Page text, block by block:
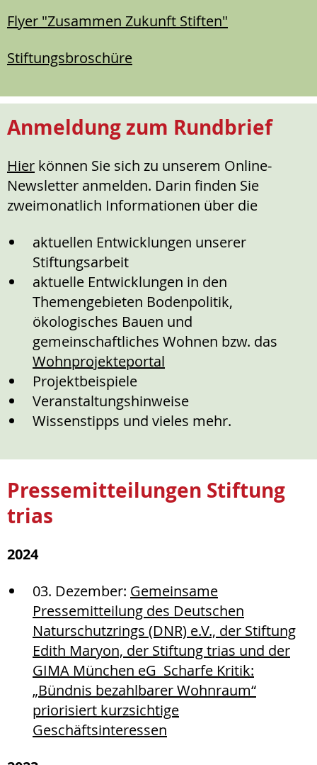
Flyer "Zusammen Zukunft Stiften"
Stiftungsbroschüre
Anmeldung zum Rundbrief
Hier können Sie sich zu unserem Online-
Newsletter anmelden. Darin finden Sie
zweimonatlich Informationen über die
aktuellen Entwicklungen unserer
Stiftungsarbeit
aktuelle Entwicklungen in den
Themengebieten Bodenpolitik,
ökologisches Bauen und
gemeinschaftliches Wohnen bzw. das
Wohnprojekteportal
Projektbeispiele
Veranstaltungshinweise
Wissenstipps und vieles mehr.
Pressemitteilungen Stiftung
trias
2024
03. Dezember: Gemeinsame
Pressemitteilung des Deutschen
Naturschutzrings (DNR) e.V., der Stiftung
Edith Maryon, der Stiftung trias und der
GIMA München eG Scharfe Kritik:
„Bündnis bezahlbarer Wohnraum“
priorisiert kurzsichtige
Geschäftsinteressen